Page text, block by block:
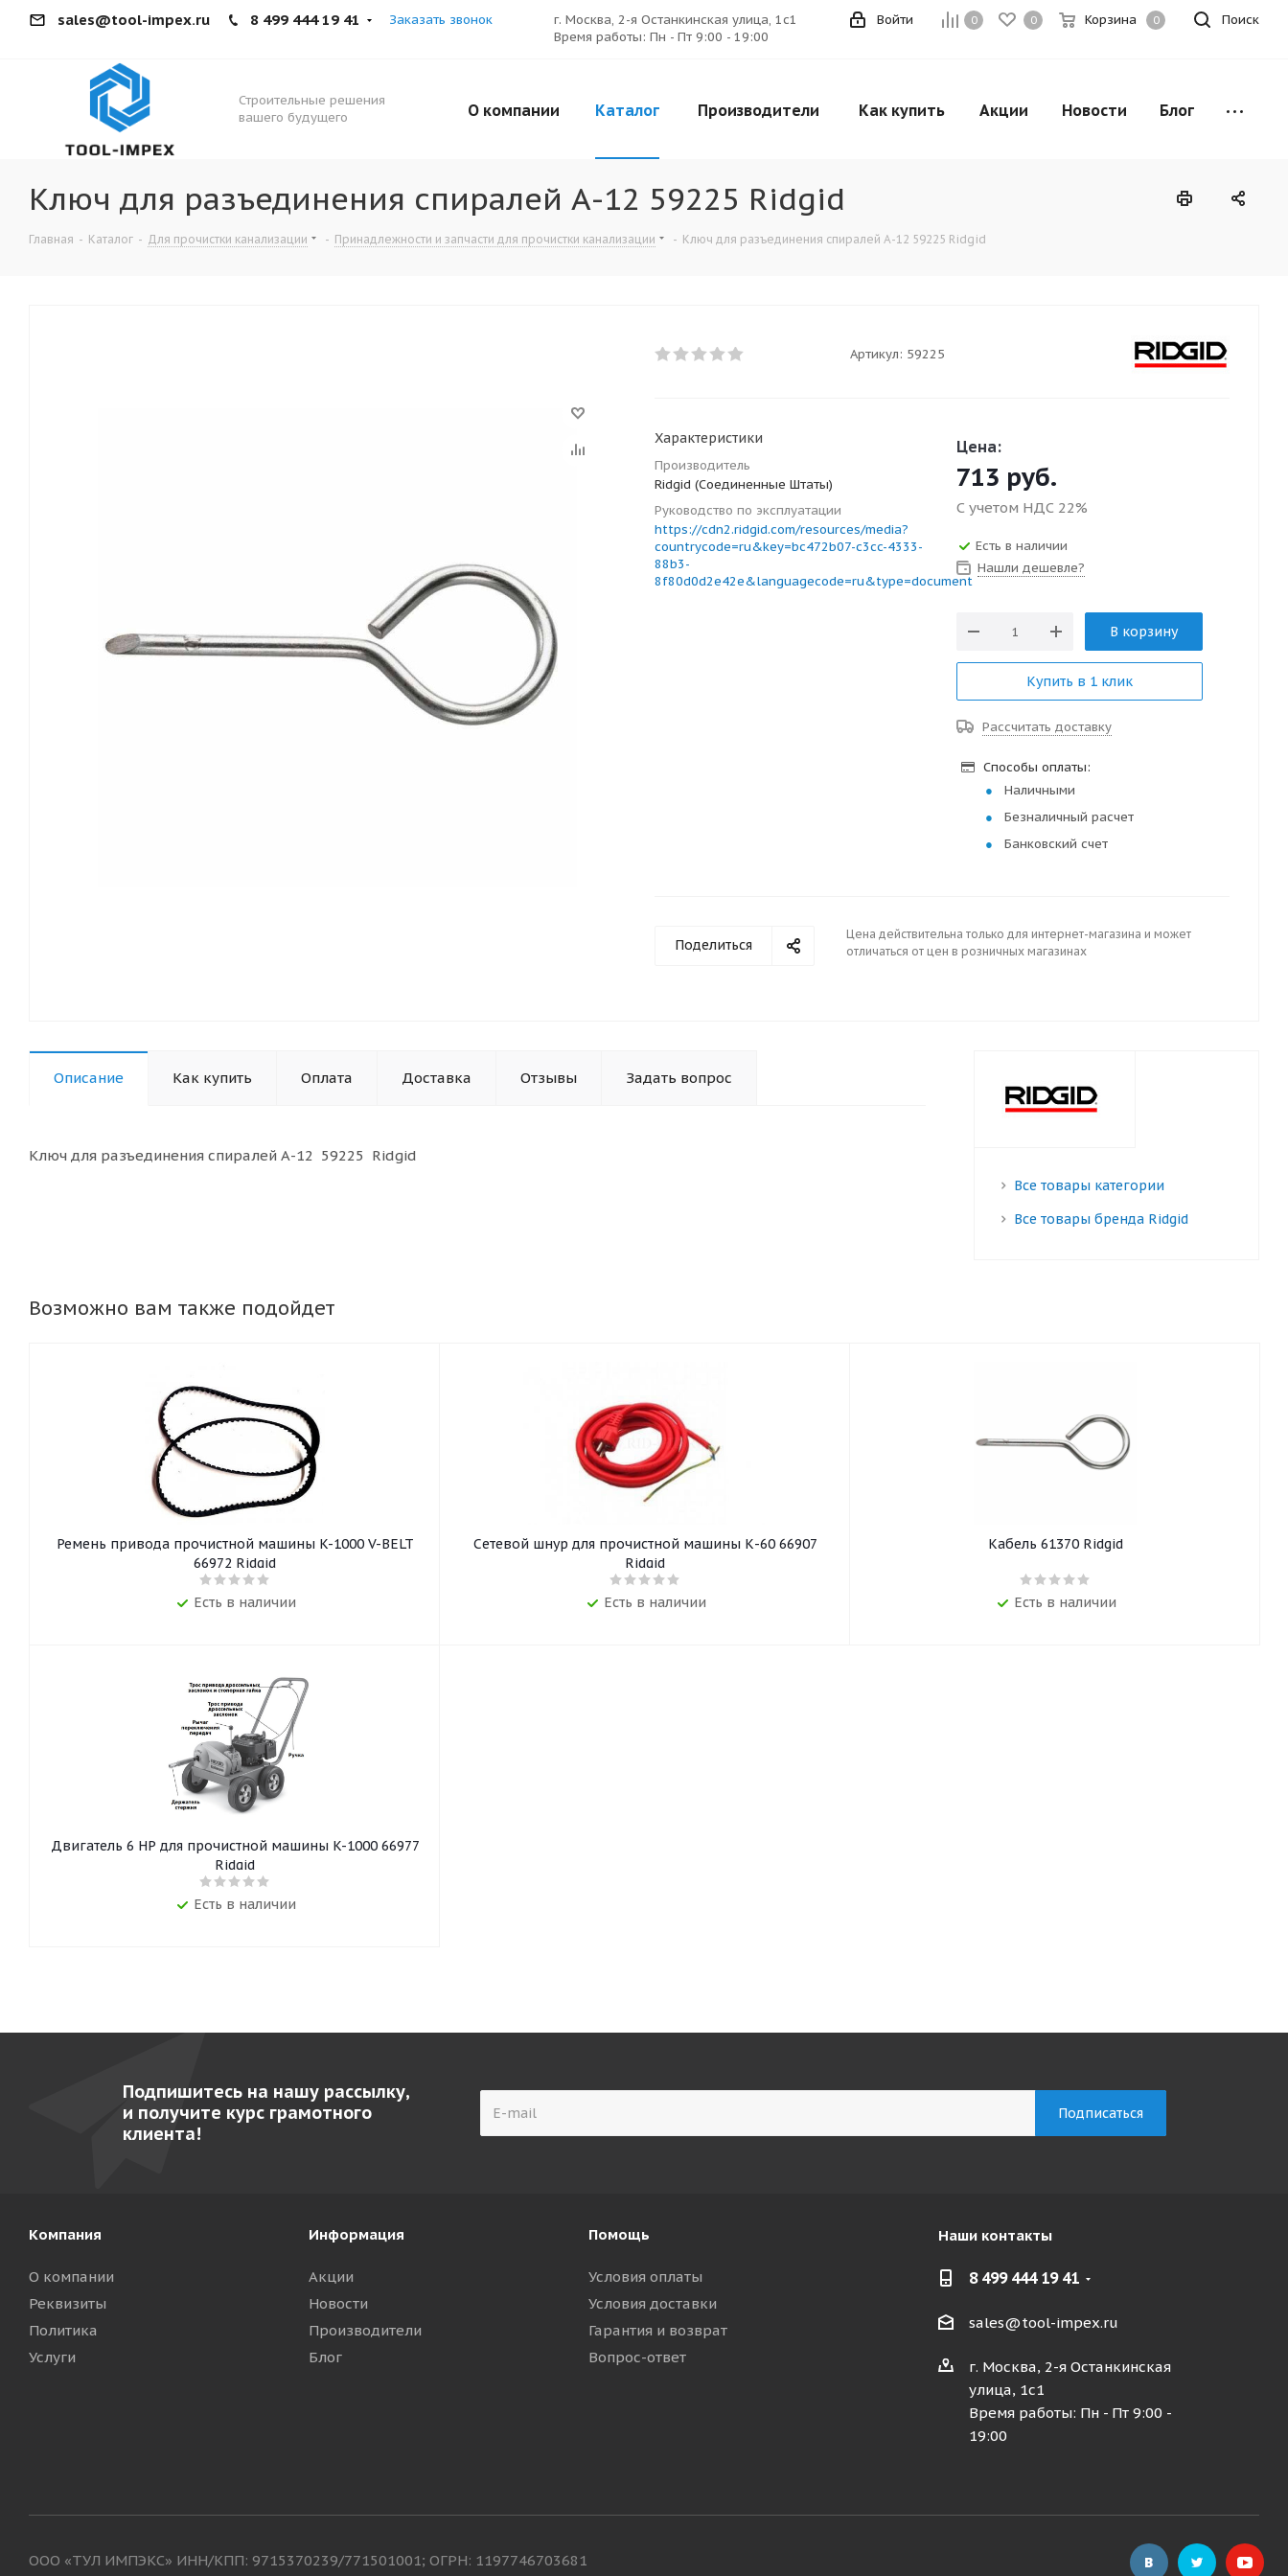
sales@tool-impex.ru 8 499 444 19 41 Заказать звонок
г. Москва, 2-я Останкинская улица, 1с1
Время работы: Пн - Пт 9:00 - 19:00
Поиск
0 0 Корзина 0
Войти
Строительные решения
вашего будущего
О компании Каталог Производители Как купить Акции Новости Блог
Ключ для разъединения спиралей А-12 59225 Ridgid
Главная - Каталог - Для прочистки канализации - Принадлежности и запчасти для прочистки канализации - Ключ для разъединения спиралей А-12 59225 Ridgid
Артикул: 59225
Характеристики
Производитель
Ridgid (Соединенные Штаты)
Руководство по эксплуатации
https://cdn2.ridgid.com/resources/media?
countrycode=ru&key=bc472b07-c3cc-4333-
88b3-
8f80d0d2e42e&languagecode=ru&type=document
Цена:
713 руб.
С учетом НДС 22%
Есть в наличии
Нашли дешевле?
В корзину
Купить в 1 клик
Рассчитать доставку
Способы оплаты:
Наличными
Безналичный расчет
Банковский счет
Поделиться
Цена действительна только для интернет-магазина и может
отличаться от цен в розничных магазинах
Описание Как купить Оплата Доставка Отзывы Задать вопрос
Ключ для разъединения спиралей А-12 59225 Ridgid
Все товары категории
Все товары бренда Ridgid
Возможно вам также подойдет
Ремень привода прочистной машины K-1000 V-BELT
66972 Ridgid
Есть в наличии
Сетевой шнур для прочистной машины К-60 66907
Ridgid
Есть в наличии
Кабель 61370 Ridgid
Есть в наличии
Двигатель 6 HP для прочистной машины K-1000 66977
Ridgid
Есть в наличии
Подпишитесь на нашу рассылку,
и получите курс грамотного
клиента!
Компания
О компании
Реквизиты
Политика
Услуги
Информация
Акции
Новости
Производители
Блог
Помощь
Условия оплаты
Условия доставки
Гарантия и возврат
Вопрос-ответ
Наши контакты
8 499 444 19 41
sales@tool-impex.ru
г. Москва, 2-я Останкинская
улица, 1с1
Время работы: Пн - Пт 9:00 -
19:00
ООО «ТУЛ ИМПЭКС» ИНН/КПП: 9715370239/771501001; ОГРН: 1197746703681